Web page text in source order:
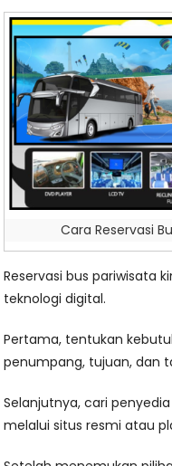
Cara Reservasi
Reservasi bus pariwisata
teknologi digital.
Pertama, tentukan
penumpang, tujuan, dan
Selanjutnya, cari
melalui situs resmi atau